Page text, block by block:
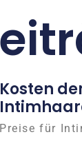
Kosten
Preise für